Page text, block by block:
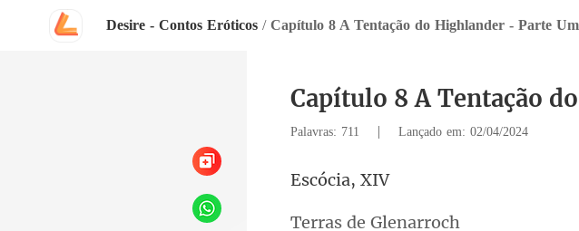
Desire - Contos Eróticos / Capítulo 8 A Tentação do Highlander - Parte Um
Capítulo 8 A Tentação
Palavras: 711 | Lançado em: 02/04/2024
cia,
de Gl